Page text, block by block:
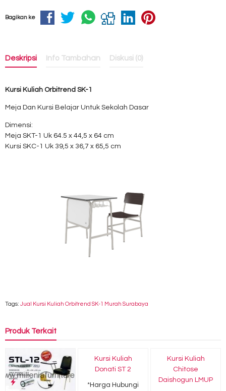
Bagikan ke
Deskripsi Info Tambahan Diskusi (0)
Kursi Kuliah Orbitrend SK-1
Meja Dan Kursi Belajar Untuk Sekolah Dasar
Dimensi:
Meja SKT-1 Uk 64.5 x 44,5 x 64 cm
Kursi SKC-1 Uk 39,5 x 36,7 x 65,5 cm
Tags: Jual Kursi Kuliah Orbitrend SK-1 Murah Surabaya
Produk Terkait
Kursi Kuliah
Donati ST 2
*Harga Hubungi
Kursi Kuliah
Chitose
Daishogun LMUP